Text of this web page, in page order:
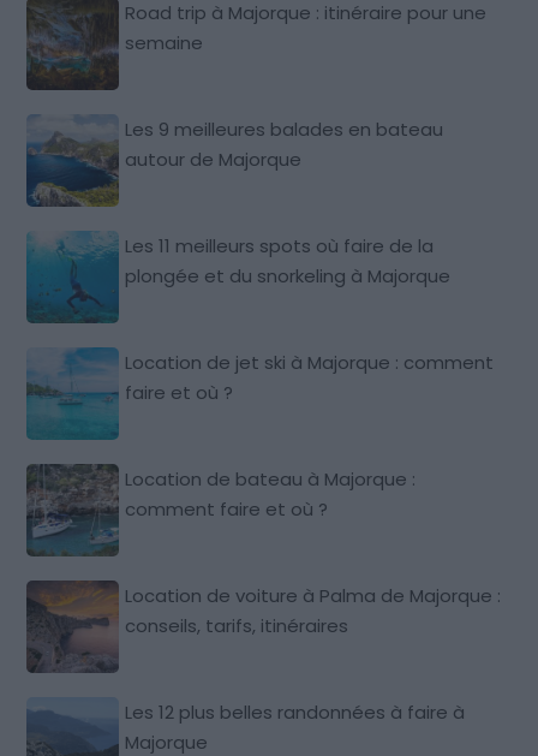
Road trip à Majorque : itinéraire pour une
semaine
Les 9 meilleures balades en bateau
autour de Majorque
Les 11 meilleurs spots où faire de la
plongée et du snorkeling à Majorque
Location de jet ski à Majorque : comment
faire et où ?
Location de bateau à Majorque :
comment faire et où ?
Location de voiture à Palma de Majorque :
conseils, tarifs, itinéraires
Les 12 plus belles randonnées à faire à
Majorque